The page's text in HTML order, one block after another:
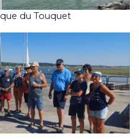
du Touquet